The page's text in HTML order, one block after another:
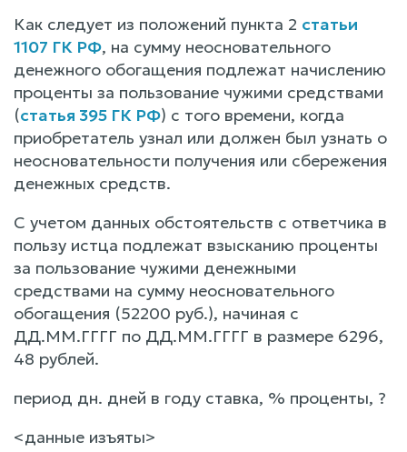
Как следует из положений пункта 2 статьи
1107 ГК РФ, на сумму неосновательного
денежного обогащения подлежат начислению
проценты за пользование чужими средствами
(статья 395 ГК РФ) с того времени, когда
приобретатель узнал или должен был узнать о
неосновательности получения или сбережения
денежных средств.
С учетом данных обстоятельств с ответчика в
пользу истца подлежат взысканию проценты
за пользование чужими денежными
средствами на сумму неосновательного
обогащения (52200 руб.), начиная с
ДД.ММ.ГГГГ по ДД.ММ.ГГГГ в размере 6296,
48 рублей.
период дн. дней в году ставка, % проценты, ?
<данные изъяты>